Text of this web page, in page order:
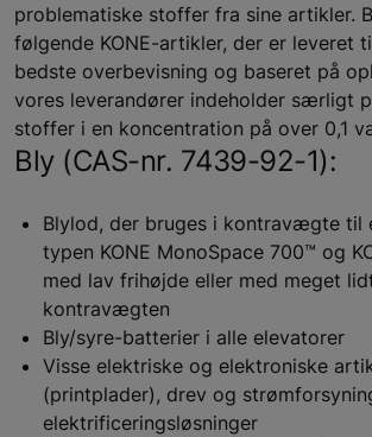
problematiske stoffer fra sine artikler.
følgende KONE-artikler, der er leveret
bedste overbevisning og baseret på
vores leverandører indeholder særligt
stoffer i en koncentration på over 0,1
Bly (CAS-nr. 7439-92-1):
Blylod, der bruges i kontravægte til
typen KONE MonoSpace 700™ og
med lav frihøjde eller med meget
kontravægten
Bly/syre-batterier i alle elevatorer
Visse elektriske og elektroniske
(printplader), drev og
elektrificeringsløsninger